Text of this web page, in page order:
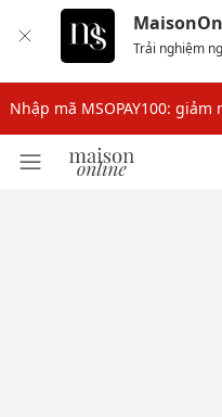
Trải nghiệm
Nhập mã: MSOXINCHAO -
Nhập mã MSOPAY100:
Nhập mã: MSOXINCHAO -